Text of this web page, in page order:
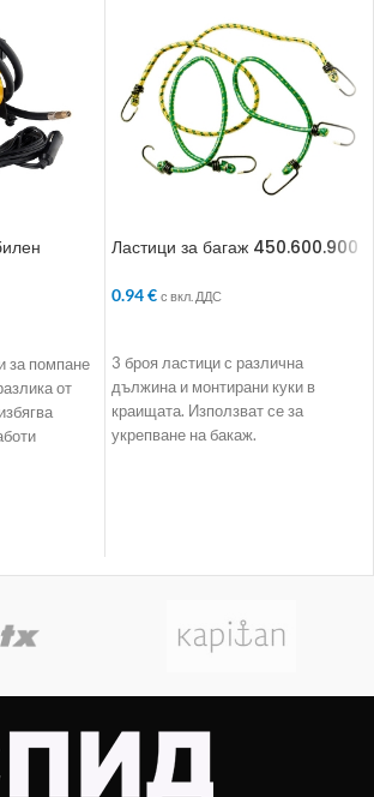
за помпане
от
Ластици за багаж 450.600.900
0.94€ с вкл. ДДС
3 броя ластици с различна
дължина и монтирани куки в
краищата. Използват се за
укрепване на бакаж.